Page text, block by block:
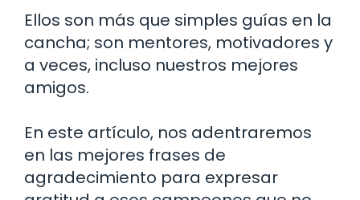
Ellos son más que simples guías en la
cancha; son mentores, motivadores y
a veces, incluso nuestros mejores
amigos.
En este artículo, nos adentraremos
en las mejores frases de
agradecimiento para expresar